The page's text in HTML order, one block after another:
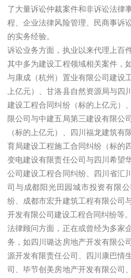
了大量诉讼仲裁案件和非诉讼法律
程、企业法律风险管理、民商事诉
的实务经验。
诉讼业务方面，执业以来代理上百
其中多为建设工程领域相关案件，
与康成（杭州）置业有限公司建设
上亿元）、甘洛县自然资源局与四
建设工程合同纠纷（标的上亿元）
限公司与中建五局第三建设有限公
（标的上亿元）、四川福龙建筑有
育局建设工程施工合同纠纷（标的
变电建设有限责任公司与四川希望
公司建设工程合同纠纷、四川省汇
司与成都阳光田园城市投资有限
纷、成都市宏升建筑工程有限公司
开发有限公司建设工程合同纠纷等。
法律顾问方面，正在或曾经为多家
务，如四川璐达房地产开发有限公
源开发有限责任公司、四川康巴情
司、毕节创美房地产开发有限公司